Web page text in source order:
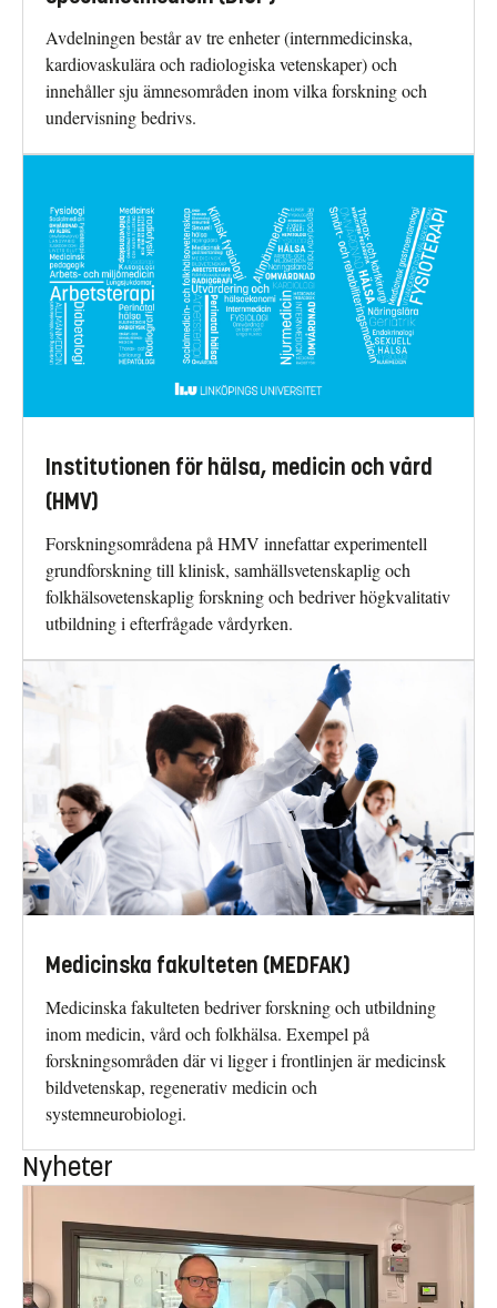
Avdelningen består av tre enheter (internmedicinska,
kardiovaskulära och radiologiska vetenskaper) och
innehåller sju ämnesområden inom vilka forskning och
undervisning bedrivs.
Institutionen för hälsa, medicin och vård
(HMV)
Forskningsområdena på HMV innefattar experimentell
grundforskning till klinisk, samhällsvetenskaplig och
folkhälsovetenskaplig forskning och bedriver högkvalitativ
utbildning i efterfrågade vårdyrken.
Medicinska fakulteten (MEDFAK)
Medicinska fakulteten bedriver forsk­ning och utbildning
inom medicin, vård och folkhälsa. Exempel på
forskningsområden där vi ligger i frontlinjen är medicinsk
bild­vetenskap, regenerativ medicin och
systemneurobiologi.
Nyheter